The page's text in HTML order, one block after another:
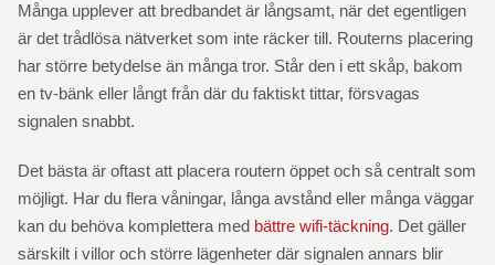
Många upplever att bredbandet är långsamt, när det egentligen
är det trådlösa nätverket som inte räcker till. Routerns placering
har större betydelse än många tror. Står den i ett skåp, bakom
en tv-bänk eller långt från där du faktiskt tittar, försvagas
signalen snabbt.
Det bästa är oftast att placera routern öppet och så centralt som
möjligt. Har du flera våningar, långa avstånd eller många väggar
kan du behöva komplettera med bättre wifi-täckning. Det gäller
särskilt i villor och större lägenheter där signalen annars blir